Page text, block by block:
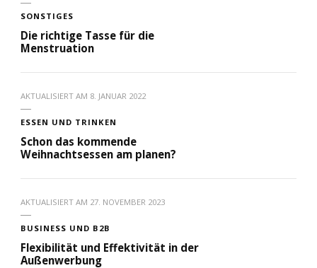
SONSTIGES
Die richtige Tasse für die
Menstruation
AKTUALISIERT AM 8. JANUAR 2022
ESSEN UND TRINKEN
Schon das kommende
Weihnachtsessen am planen?
AKTUALISIERT AM 27. NOVEMBER 2023
BUSINESS UND B2B
Flexibilität und Effektivität in der
Außenwerbung